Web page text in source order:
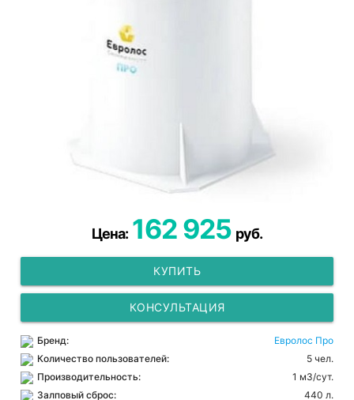
Цена: 162 925 руб.
КУПИТЬ
КОНСУЛЬТАЦИЯ
Бренд:
Евролос Про
Количество пользователей:
5 чел.
Производительность:
1 м3/сут.
Залповый сброс:
440 л.